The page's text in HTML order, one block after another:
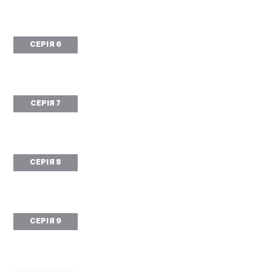
СЕРІЯ 6
СЕРІЯ 7
СЕРІЯ 8
СЕРІЯ 9